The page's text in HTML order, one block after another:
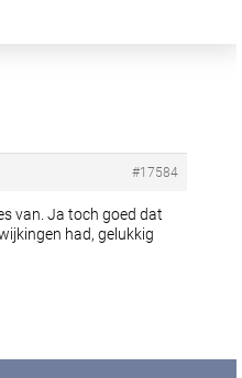
#17584
van. Ja toch goed dat
had, gelukkig